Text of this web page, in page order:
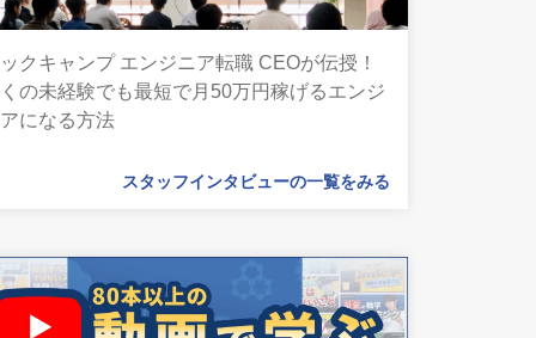
クキャンプ エンジニア転職 CEOが伝授！
の未経験でも最短で月50万円稼げるエンジ
になる方法
スタッフインタビューの一覧をみる